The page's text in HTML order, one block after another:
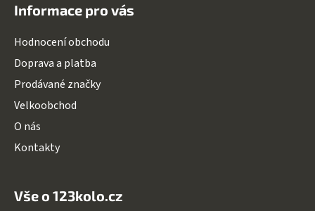
Informace pro vás
Hodnocení obchodu
Doprava a platba
Prodávané značky
Velkoobchod
O nás
Kontakty
Vše o 123kolo.cz